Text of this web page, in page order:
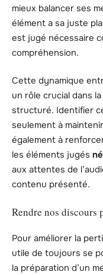
mieux balancer ses
élément a sa juste
est jugé nécessaire
compréhension.
Cette dynamique
un rôle crucial dans
structuré. Identifier
seulement à
également à
les éléments jugés
aux attentes de
contenu présenté.
Rendre nos discours
Pour améliorer la
utile de toujours se
la préparation d’un